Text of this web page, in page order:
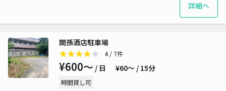
詳細へ
関孫酒店駐車場
4/ 7件
¥600〜 / 日 ¥60〜 / 15分
時間貸し可